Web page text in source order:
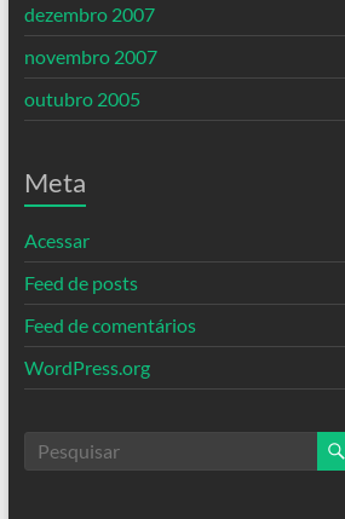
dezembro 2007
novembro 2007
outubro 2005
Meta
Acessar
Feed de posts
Feed de comentários
WordPress.org